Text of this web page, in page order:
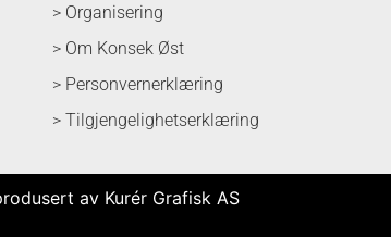
> Organisering
> Om Konsek Øst
> Personvernerklæring
> Tilgjengelighetserklæring
av Kurér Grafisk AS